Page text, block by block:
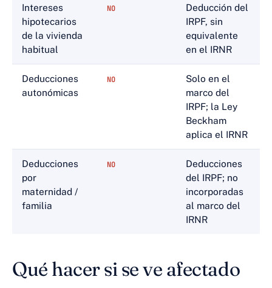
Intereses
hipotecarios
de la vivienda
habitual
NO
Deducción del
IRPF, sin
equivalente
en el IRNR
Deducciones
autonómicas
NO
Solo en el
marco del
IRPF; la Ley
Beckham
aplica el IRNR
Deducciones
por
maternidad /
familia
NO
Deducciones
del IRPF; no
incorporadas
al marco del
IRNR
Qué hacer si se ve afectado